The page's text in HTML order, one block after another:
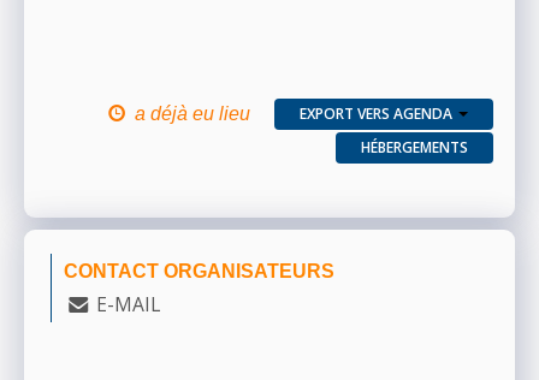
a déjà eu lieu
EXPORT VERS AGENDA
HÉBERGEMENTS
CONTACT ORGANISATEURS
E-MAIL